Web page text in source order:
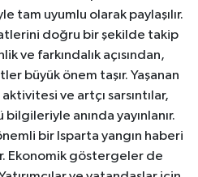
tam uyumlu olarak paylaşılır.
doğru bir şekilde takip
ve farkındalık açısından,
büyük önem taşır. Yaşanan
ve artçı sarsıntılar,
anında yayınlanır.
bir Isparta yangın haberi
Ekonomik göstergeler de